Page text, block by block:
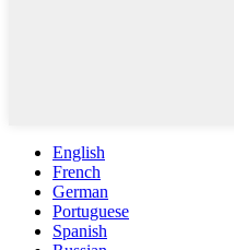
English
French
German
Portuguese
Spanish